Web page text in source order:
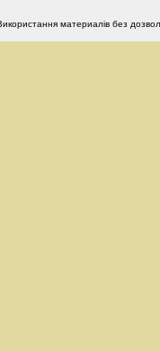
материалів без